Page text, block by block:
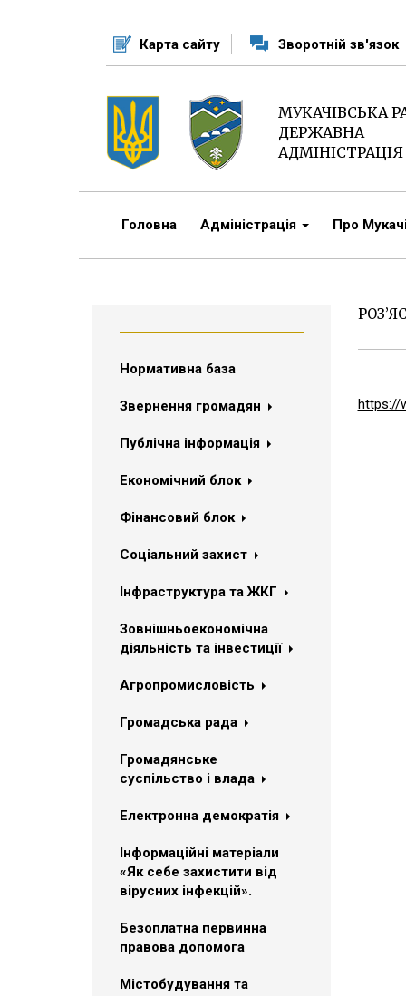
Карта сайту Зворотній зв'язок
МУКАЧІВСЬКА
ДЕРЖАВНА
АДМІНІСТРАЦІЯ
Головна Адміністрація Про
Нормативна база
Звернення громадян
Публічна інформація
Економічний блок
Фінансовий блок
Соціальний захист
Інфраструктура та ЖКГ
Зовнішньоекономічна
діяльність та інвестиції
Агропромисловість
Громадська рада
Громадянське
суспільство і влада
Електронна демократія
Інформаційні матеріали
«Як себе захистити від
вірусних інфекцій».
Безоплатна первинна
правова допомога
Містобудування та
https://